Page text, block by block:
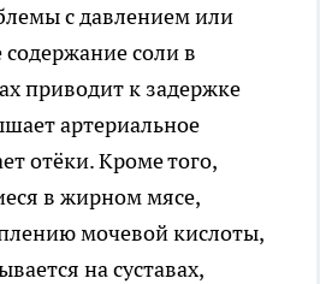
с давлением или
соли в
приводит к задержке
артериальное
отёки. Кроме того,
в жирном мясе,
мочевой кислоты,
на суставах,